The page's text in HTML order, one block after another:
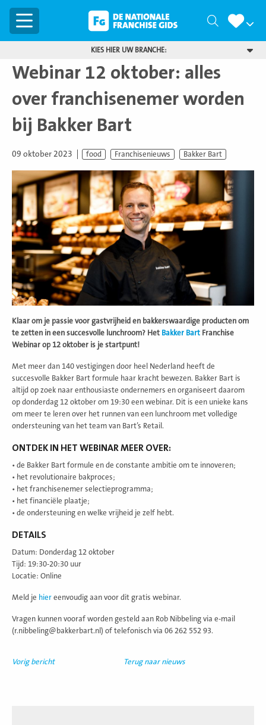
Menu Zoeken
KIES HIER UW BRANCHE:
Webinar 12 oktober: alles
over franchisenemer worden
bij Bakker Bart
09 oktober 2023 food Franchisenieuws Bakker Bart
Klaar om je passie voor gastvrijheid en bakkerswaardige producten om
te zetten in een succesvolle lunchroom? Het Bakker Bart Franchise
Webinar op 12 oktober is je startpunt!
Met meer dan 140 vestigingen door heel Nederland heeft de
succesvolle Bakker Bart formule haar kracht bewezen. Bakker Bart is
altijd op zoek naar enthousiaste ondernemers en organiseert daarom
op donderdag 12 oktober om 19:30 een webinar. Dit is een unieke kans
om meer te leren over het runnen van een lunchroom met volledige
ondersteuning van het team van Bart’s Retail.
ONTDEK IN HET WEBINAR MEER OVER:
• de Bakker Bart formule en de constante ambitie om te innoveren;
• het revolutionaire bakproces;
• het franchisenemer selectieprogramma;
• het financiële plaatje;
• de ondersteuning en welke vrijheid je zelf hebt.
DETAILS
Datum: Donderdag 12 oktober
Tijd: 19:30-20:30 uur
Locatie: Online
Meld je hier eenvoudig aan voor dit gratis webinar.
Vragen kunnen vooraf worden gesteld aan Rob Nibbeling via e-mail
(r.nibbeling@bakkerbart.nl) of telefonisch via 06 262 552 93.
Vorig bericht Terug naar nieuws